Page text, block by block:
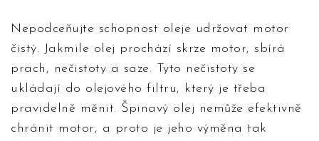
Nepodceňujte schopnost oleje udržovat motor
čistý. Jakmile olej prochází skrze motor, sbírá
prach, nečistoty a saze. Tyto nečistoty se
ukládají do olejového filtru, který je třeba
pravidelně měnit. Špinavý olej nemůže efektivně
chránit motor, a proto je jeho výměna tak